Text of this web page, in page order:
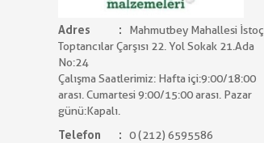
Adres
Mahmutbey Mahallesi İstoç
Toptancılar Çarşısı 22. Yol Sokak 21.Ada
No:24
Çalışma Saatlerimiz: Hafta içi:9:00/18:00
arası. Cumartesi 9:00/15:00 arası. Pazar
günü:Kapalı.
Telefon
0 (212) 6595586